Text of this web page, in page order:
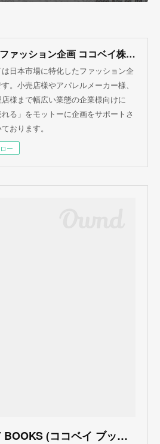
売れるファッション企画 ココベイ株式会社
は日本市場に特化したファッション企
。小売店様やアパレルメーカー様、
様まで幅広い業態の企業様向けに
れる」をモットーに企画をサポートさ
おります。
ー
TOP | COCOBAY BOOKS (ココベイ ブックス)